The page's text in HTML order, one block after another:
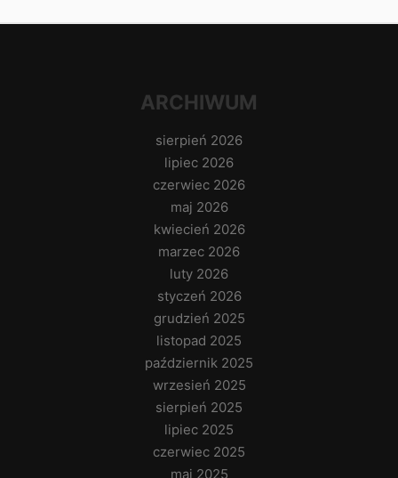
ARCHIWUM
sierpień 2026
lipiec 2026
czerwiec 2026
maj 2026
kwiecień 2026
marzec 2026
luty 2026
styczeń 2026
grudzień 2025
listopad 2025
październik 2025
wrzesień 2025
sierpień 2025
lipiec 2025
czerwiec 2025
maj 2025